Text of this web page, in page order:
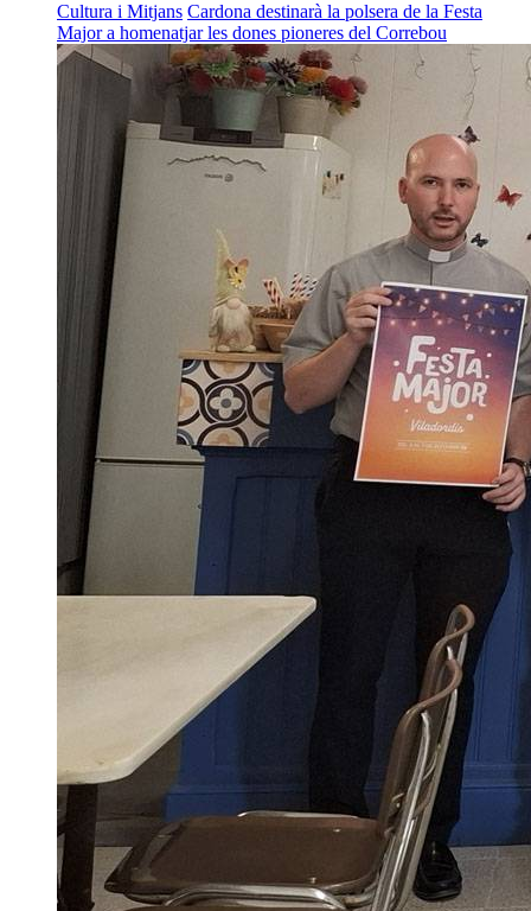
Cultura i Mitjans Cardona destinarà la polsera de la Festa
Major a homenatjar les dones pioneres del Correbou